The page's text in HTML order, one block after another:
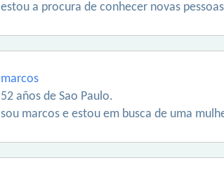
estou a procura de conhecer novas
marcos
52 años de Sao Paulo.
sou marcos e estou em busca de uma